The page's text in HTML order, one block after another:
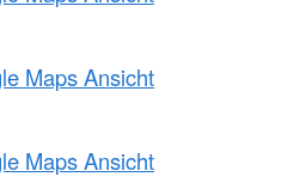
Maps Ansicht
Maps Ansicht